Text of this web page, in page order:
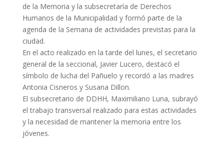
de la Memoria y la subsecretaría de Derechos
Humanos de la Municipalidad y formó parte de la
agenda de la Semana de actividades previstas para la
ciudad.
En el acto realizado en la tarde del lunes, el secretario
general de la seccional, Javier Lucero, destacó el
símbolo de lucha del Pañuelo y recordó a las madres
Antonia Cisneros y Susana Dillon.
El subsecretario de DDHH, Maximiliano Luna, subrayó
el trabajo transversal realizado para estas actividades
y la necesidad de mantener la memoria entre los
jóvenes.